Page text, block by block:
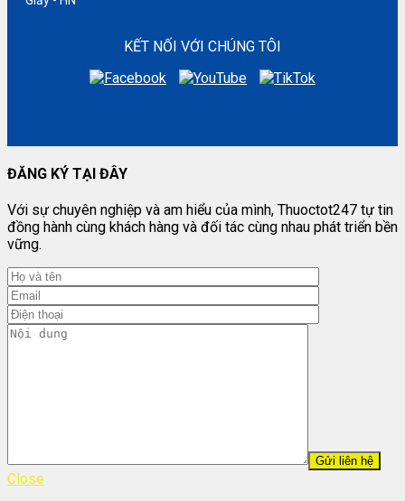
KẾT NỐI VỚI CHÚNG TÔI
ĐĂNG KÝ TẠI ĐÂY
Với sự chuyên nghiệp và am hiểu của mình, Thuoctot247 tự tin
đồng hành cùng khách hàng và đối tác cùng nhau phát triển bền
vững.
Close